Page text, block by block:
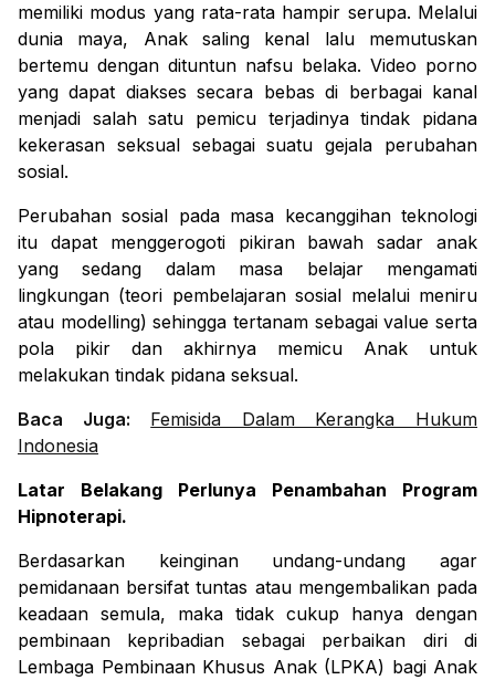
memiliki modus yang rata-rata hampir serupa. Melalui
dunia maya, Anak saling kenal lalu memutuskan
bertemu dengan dituntun nafsu belaka. Video porno
yang dapat diakses secara bebas di berbagai kanal
menjadi salah satu pemicu terjadinya tindak pidana
kekerasan seksual sebagai suatu gejala perubahan
sosial.
Perubahan sosial pada masa kecanggihan teknologi
itu dapat menggerogoti pikiran bawah sadar anak
yang sedang dalam masa belajar mengamati
lingkungan (teori pembelajaran sosial melalui meniru
atau modelling) sehingga tertanam sebagai value serta
pola pikir dan akhirnya memicu Anak untuk
melakukan tindak pidana seksual.
Baca Juga:
Femisida Dalam Kerangka Hukum
Indonesia
Latar Belakang Perlunya Penambahan Program
Hipnoterapi.
Berdasarkan keinginan undang-undang agar
pemidanaan bersifat tuntas atau mengembalikan pada
keadaan semula, maka tidak cukup hanya dengan
pembinaan kepribadian sebagai perbaikan diri di
Lembaga Pembinaan Khusus Anak (LPKA) bagi Anak